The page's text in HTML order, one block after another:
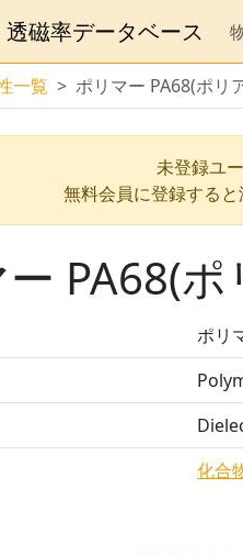
磁率データベース
一覧 ポリマー PA68(ポリ
未登録ユ
無料会員に登録する
PA68(
ポリ
化合